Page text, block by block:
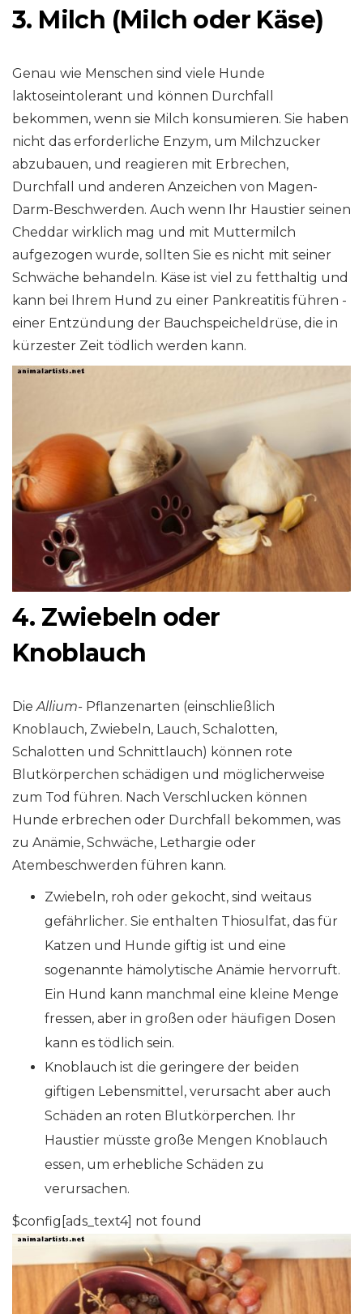
3. Milch (Milch oder Käse)
Genau wie Menschen sind viele Hunde
laktoseintolerant und können Durchfall
bekommen, wenn sie Milch konsumieren. Sie haben
nicht das erforderliche Enzym, um Milchzucker
abzubauen, und reagieren mit Erbrechen,
Durchfall und anderen Anzeichen von Magen-
Darm-Beschwerden. Auch wenn Ihr Haustier seinen
Cheddar wirklich mag und mit Muttermilch
aufgezogen wurde, sollten Sie es nicht mit seiner
Schwäche behandeln. Käse ist viel zu fetthaltig und
kann bei Ihrem Hund zu einer Pankreatitis führen -
einer Entzündung der Bauchspeicheldrüse, die in
kürzester Zeit tödlich werden kann.
4. Zwiebeln oder
Knoblauch
DieAllium- Pflanzenarten (einschließlich
Knoblauch, Zwiebeln, Lauch, Schalotten,
Schalotten und Schnittlauch) können rote
Blutkörperchen schädigen und möglicherweise
zum Tod führen. Nach Verschlucken können
Hunde erbrechen oder Durchfall bekommen, was
zu Anämie, Schwäche, Lethargie oder
Atembeschwerden führen kann.
Zwiebeln, roh oder gekocht, sind weitaus
gefährlicher. Sie enthalten Thiosulfat, das für
Katzen und Hunde giftig ist und eine
sogenannte hämolytische Anämie hervorruft.
Ein Hund kann manchmal eine kleine Menge
fressen, aber in großen oder häufigen Dosen
kann es tödlich sein.
Knoblauch ist die geringere der beiden
giftigen Lebensmittel, verursacht aber auch
Schäden an roten Blutkörperchen. Ihr
Haustier müsste große Mengen Knoblauch
essen, um erhebliche Schäden zu
verursachen.
$config[ads_text4] not found